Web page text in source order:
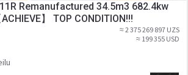
Remanufactured 34.5m3 682.4kw
】 TOP CONDITION!!!
≈ 2 375 269 897 UZS
≈ 199 355 USD